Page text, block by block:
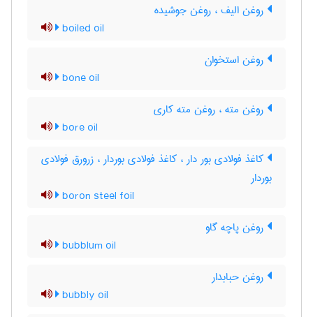
روغن الیف ، روغن جوشیده
boiled oil
روغن استخوان
bone oil
روغن مته ، روغن مته کاری
bore oil
کاغذ فولادی بور دار ، کاغذ فولادی بوردار ، زرورق فولادی
بوردار
boron steel foil
روغن پاچه گاو
bubblum oil
روغن حبابدار
bubbly oil